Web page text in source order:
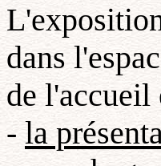
dans
de
- la